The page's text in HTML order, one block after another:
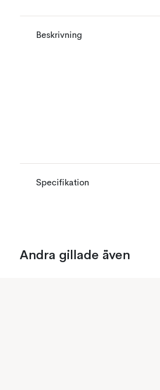
Beskrivning
Specifikation
Andra gillade även